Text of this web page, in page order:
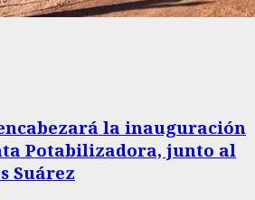
la inauguración
Potabilizadora, junto al
Suárez